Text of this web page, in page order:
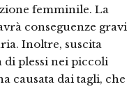
femminile. La
conseguenze gravi
Inoltre, suscita
plessi nei piccoli
causata dai tagli, che